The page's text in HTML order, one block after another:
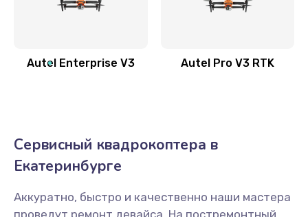
Autel Enterprise V3 Autel Pro V3 RTK
Сервисный квадрокоптера в
Екатеринбурге
Аккуратно, быстро и качественно наши мастера
проведут ремонт девайса. На постремонтный